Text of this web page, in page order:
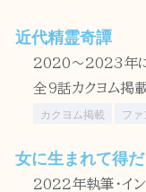
近代精霊奇譚
2020～2023年に
全9話カクヨム
カクヨム掲載 フ
女に生まれて得
2022年執筆・イ